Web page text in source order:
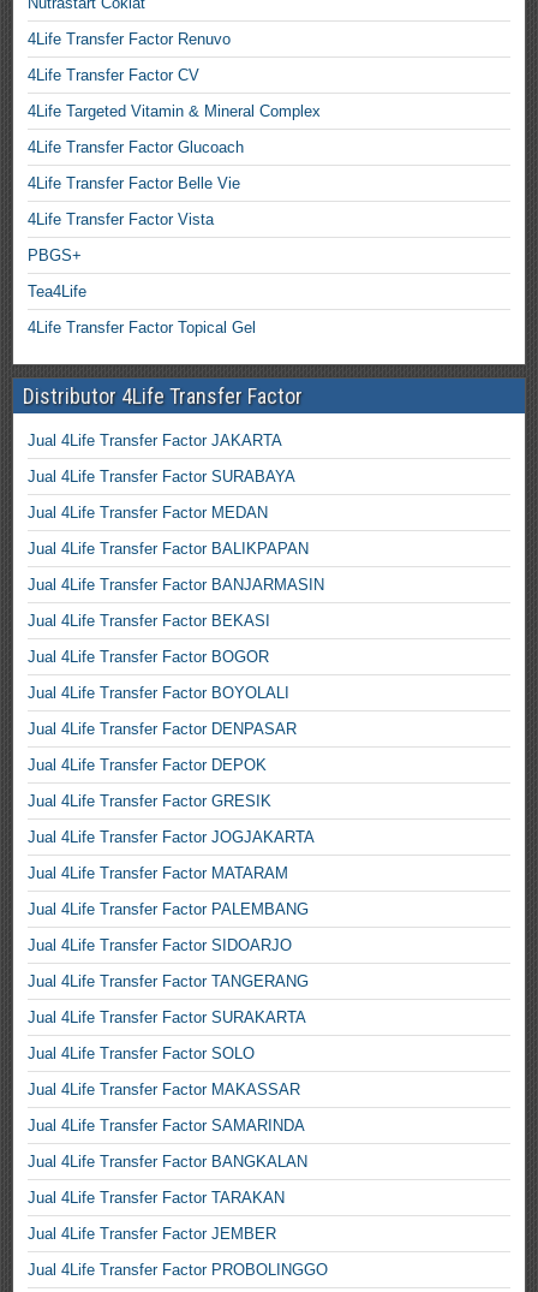
4Life Transfer Factor Renuvo
4Life Transfer Factor CV
4Life Targeted Vitamin & Mineral Complex
4Life Transfer Factor Glucoach
4Life Transfer Factor Belle Vie
4Life Transfer Factor Vista
PBGS+
Tea4Life
4Life Transfer Factor Topical Gel
Distributor 4Life Transfer Factor
Jual 4Life Transfer Factor JAKARTA
Jual 4Life Transfer Factor SURABAYA
Jual 4Life Transfer Factor MEDAN
Jual 4Life Transfer Factor BALIKPAPAN
Jual 4Life Transfer Factor BANJARMASIN
Jual 4Life Transfer Factor BEKASI
Jual 4Life Transfer Factor BOGOR
Jual 4Life Transfer Factor BOYOLALI
Jual 4Life Transfer Factor DENPASAR
Jual 4Life Transfer Factor DEPOK
Jual 4Life Transfer Factor GRESIK
Jual 4Life Transfer Factor JOGJAKARTA
Jual 4Life Transfer Factor MATARAM
Jual 4Life Transfer Factor PALEMBANG
Jual 4Life Transfer Factor SIDOARJO
Jual 4Life Transfer Factor TANGERANG
Jual 4Life Transfer Factor SURAKARTA
Jual 4Life Transfer Factor SOLO
Jual 4Life Transfer Factor MAKASSAR
Jual 4Life Transfer Factor SAMARINDA
Jual 4Life Transfer Factor BANGKALAN
Jual 4Life Transfer Factor TARAKAN
Jual 4Life Transfer Factor JEMBER
Jual 4Life Transfer Factor PROBOLINGGO